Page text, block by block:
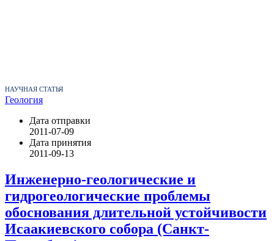
НАУЧНАЯ СТАТЬЯ
Геология
Дата отправки
2011-07-09
Дата принятия
2011-09-13
Инженерно-геологические и
гидрогеологические проблемы
обоснования длительной устойчивости
Исаакиевского собора (Санкт-